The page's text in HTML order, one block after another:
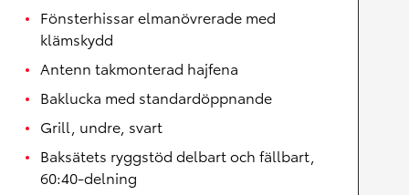
Fönsterhissar elmanövrerade med
klämskydd
Antenn takmonterad hajfena
Baklucka med standardöppnande
Grill, undre, svart
Baksätets ryggstöd delbart och fällbart,
60:40-delning